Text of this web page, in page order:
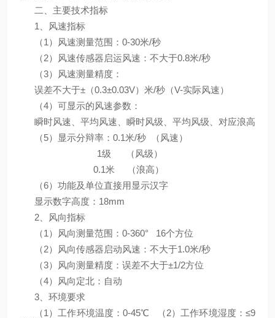
二、主要技术指标
1、风速指标
（1）风速测量范围：0-30米/秒
（2）风速传感器启运风速：不大于0.8米/秒
（3）风速测量精度：
误差不大于±（0.3±0.03V）米/秒（V-实际风速）
（4）可显示的风速参数：
瞬时风速、平均风速、瞬时风级、平均风级、对应浪高
（5）显示分辩率：0.1米/秒 （风速）
1级 （风级）
0.1米 （浪高）
（6）功能及单位直接用显示汉字
显示数字高度：18mm
2、风向指标
（1）风向测量范围：0-360° 16个方位
（2）风向传感器启动风速：不大于1.0米/秒
（3）风向测量精度：误差不大于±1/2方位
（4）风向定北：自动
3、环境要求
（1）工作环境温度：0-45℃ （2）工作环境湿度：≤9